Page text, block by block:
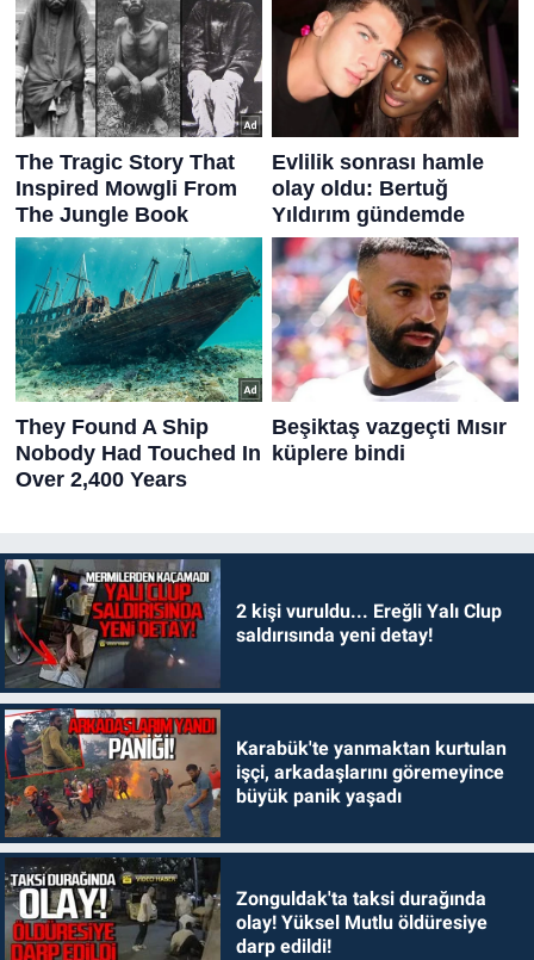
2 kişi vuruldu... Ereğli Yalı Clup
saldırısında yeni detay!
Karabük'te yanmaktan kurtulan
işçi, arkadaşlarını göremeyince
büyük panik yaşadı
Zonguldak'ta taksi durağında
olay! Yüksel Mutlu öldüresiye
darp edildi!